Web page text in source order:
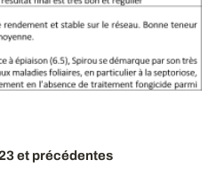
et précédentes